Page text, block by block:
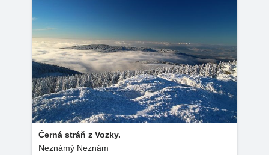
Černá stráň z Vozky.
Neznámý Neznám